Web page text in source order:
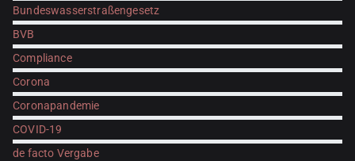
Bundeswasserstraßengesetz
BVB
Compliance
Corona
Coronapandemie
COVID-19
de facto Vergabe